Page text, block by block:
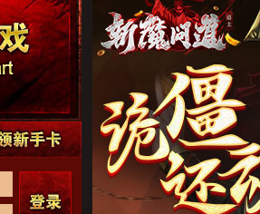
斩魔问道1
斩魔问道2
斩魔问道3
斩魔问道4
斩魔问道5